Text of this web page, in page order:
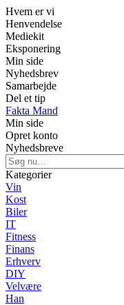
Hvem er vi
Henvendelse
Mediekit
Eksponering
Min side
Nyhedsbrev
Samarbejde
Del et tip
Fakta Mand
Min side
Opret konto
Nyhedsbreve
Kategorier
Vin
Kost
Biler
IT
Fitness
Finans
Erhverv
DIY
Velvære
Han